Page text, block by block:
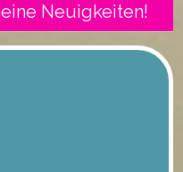
Neuigkeiten!